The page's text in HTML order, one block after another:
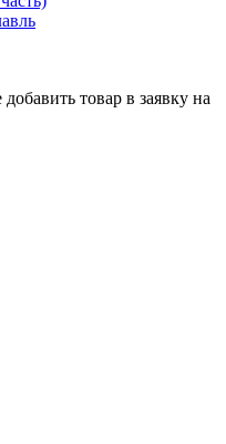
товар в заявку на